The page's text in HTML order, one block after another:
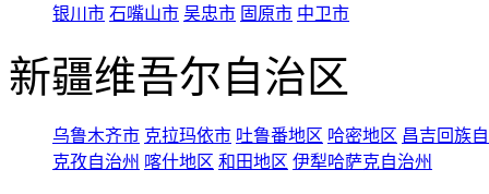
银川市 石嘴山市 吴忠市 固原市 中卫市
新疆维吾尔自治区
乌鲁木齐市 克拉玛依市 吐鲁番地区 哈密地区 昌吉回族
克孜自治州 喀什地区 和田地区 伊犁哈萨克自治州